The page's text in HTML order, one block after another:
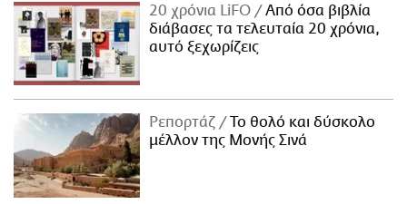
20 χρόνια LiFO
Από όσα βιβλία
διάβασες τα τελευταία 20 χρόνια,
αυτό ξεχωρίζεις
Ρεπορτάζ
Το θολό και δύσκολο
μέλλον της Μονής Σινά